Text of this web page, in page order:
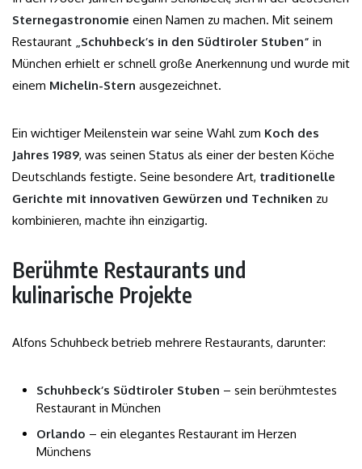
Sternegastronomie einen Namen zu machen. Mit seinem
Restaurant „Schuhbeck’s in den Südtiroler Stuben“ in
München erhielt er schnell große Anerkennung und wurde mit
einem Michelin-Stern ausgezeichnet.
Ein wichtiger Meilenstein war seine Wahl zum Koch des
Jahres 1989, was seinen Status als einer der besten Köche
Deutschlands festigte. Seine besondere Art, traditionelle
Gerichte mit innovativen Gewürzen und Techniken zu
kombinieren, machte ihn einzigartig.
Berühmte Restaurants und
kulinarische Projekte
Alfons Schuhbeck betrieb mehrere Restaurants, darunter:
Schuhbeck’s Südtiroler Stuben – sein berühmtestes
Restaurant in München
Orlando – ein elegantes Restaurant im Herzen
Münchens